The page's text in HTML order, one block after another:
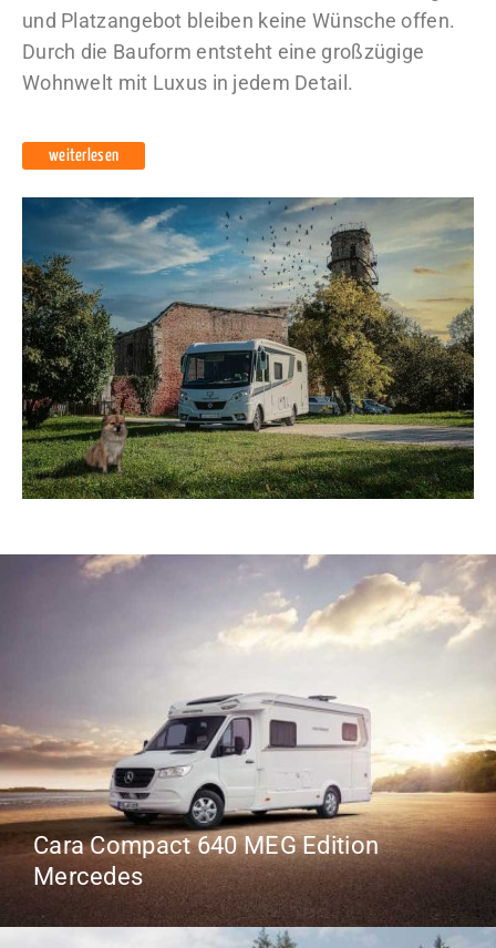
und Platzangebot bleiben keine Wünsche offen.
Durch die Bauform entsteht eine großzügige
Wohnwelt mit Luxus in jedem Detail.
weiterlesen
Cara Compact 640 MEG Edition
Mercedes